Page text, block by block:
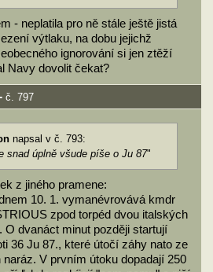
- neplatila pro ně stále ještě jistá
výtlaku, na dobu jejichž
ignorování si jen ztěží
Navy dovolit čekat?
č. 797
napsal v č. 793:
snad úplně všude píše o Ju 87"
z jiného pramene:
10. 1. vymanévrovává kmdr
zpod torpéd dvou italských
O dvanáct minut později startují
36 Ju 87., které útočí záhy nato ze
V prvním útoku dopadají 250